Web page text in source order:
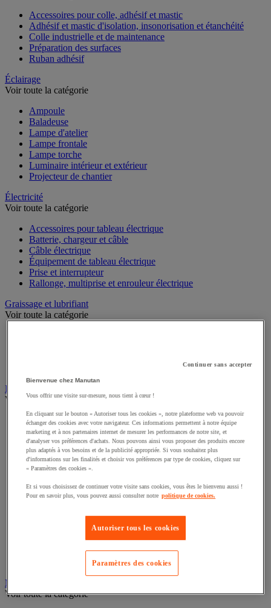
Accessoires pour colle, adhésif et mastic
Adhésif et mastic d'isolation, insonorisation et étanchéité
Colle industrielle et de maintenance
Préparation des surfaces
Ruban adhésif
Éclairage
Voir toute la catégorie
Ampoule
Baladeuse
Lampe d'atelier
Lampe frontale
Lampe torche
Luminaire intérieur et extérieur
Projecteur de chantier
Électricité
Voir toute la catégorie
Accessoires pour tableau électrique
Batterie, chargeur et câble
Câble électrique
Équipement de tableau électrique
Prise et interrupteur
Rallonge, multiprise et enrouleur électrique
Graissage et lubrifiant
Voir toute la catégorie
Instrument de mesure
Voir toute la catégorie
Balance industrielle
Compteur et compteur-métreur
Dynamomètre
Équipement optique
Instrument de mesure de laboratoire
Mesure de la vitesse
Mesure de l'environnement
Mesure du temps
Mesure et repère de chantier
Mesure topographique
Mesureur et détecteur d'épaisseur
Thermomètre et thermohygromètre
Marquage
Voir toute la catégorie
Continuer sans accepter
Bienvenue chez Manutan
Vous offrir une visite sur-mesure, nous tient à cœur !
En cliquant sur le bouton « Autoriser tous les cookies », notre plateforme web va pouvoir
échanger des cookies avec votre navigateur. Ces informations permettent à notre équipe
marketing et à nos partenaires internet de mesurer les performances de notre site, et
d'analyser vos préférences d'achats. Nous pouvons ainsi vous proposer des produits encore
plus adaptés à vos besoins et de la publicité appropriée. Si vous souhaitez plus
d'informations sur les finalités et choisir vos préférences par type de cookies, cliquez sur
« Paramètres des cookies ».
Et si vous choisissez de continuer votre visite sans cookies, vous êtes le bienvenu aussi !
Pour en savoir plus, vous pouvez aussi consulter notre politique de cookies.
Autoriser tous les cookies
Paramètres des cookies